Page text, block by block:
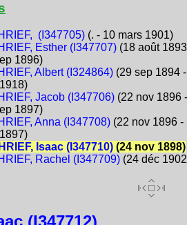
(I347705)(. - 10 mars 1901)
Esther (I347707)(18 août
1896)
Albert (I324864)(29 sep 1894
Jacob (I347706)(22 nov 1896 -
1897)
Anna (I347708)(22 nov 1896 -
Isaac (I347710)(24 nov 1898)
Rachel (I347709)(24 déc